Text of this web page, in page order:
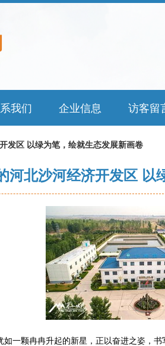
我们 企业信息 访客留
发区 以绿为笔，绘就生态发展新画卷
河北沙河经济开发区 以
一颗冉冉升起的新星，正以奋进之姿，